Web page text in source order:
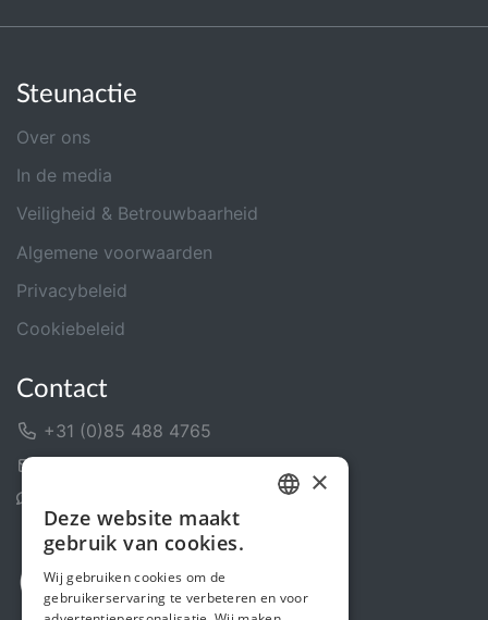
Steunactie
Over ons
In de media
Veiligheid & Betrouwbaarheid
Algemene voorwaarden
Privacybeleid
Cookiebeleid
Contact
+31 (0)85 488 4765
ENGLISH
×
Deze website maakt
gebruik van cookies.
Wij gebruiken cookies om de
gebruikerservaring te verbeteren en voor